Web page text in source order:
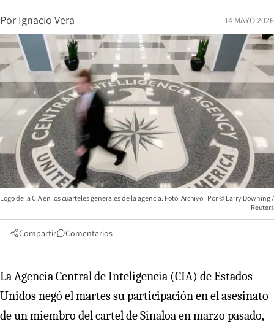
Por Ignacio Vera 14 MAYO 2026
Logo de la CIA en los cuarteles generales de la agencia. Foto: Archivo
© Larry Downing /
Reuters
Compartir Comentarios
La Agencia Central de Inteligencia (CIA) de Estados
Unidos negó el martes su participación en el asesinato
de un miembro del cartel de Sinaloa en marzo pasado,